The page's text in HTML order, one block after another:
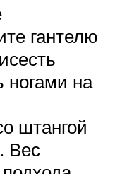
гантелю
ногами на
штангой
Вес